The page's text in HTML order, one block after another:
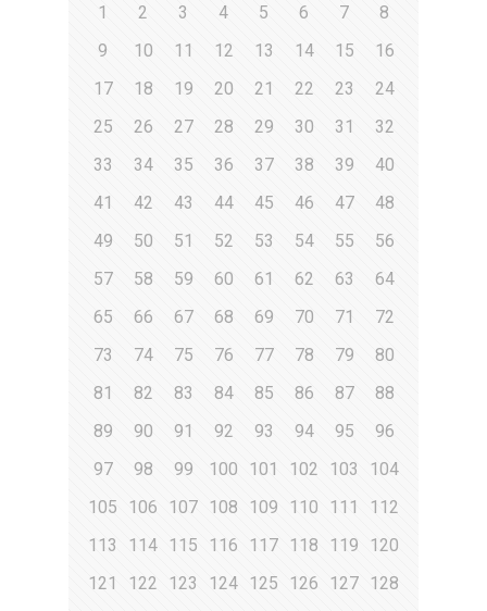
1 2 3 4 5 6 7
8
9
10 11 12 13 14 15
16
17
18 19 20 21 22 23
24
25
26 27 28 29 30 31
32
33
34 35 36 37 38 39
40
41
42 43 44 45 46 47
48
49
50 51 52 53 54 55
56
57
58 59 60 61 62 63
64
65
66 67 68 69 70 71
72
73
74 75 76 77 78 79
80
81
82 83 84 85 86 87
88
89
90 91 92 93 94 95
96
97
98 99 100 101 102 103
104
105
106 107 108 109 110 111
112
113
114 115 116 117 118 119
120
121
122 123 124 125 126 127 128